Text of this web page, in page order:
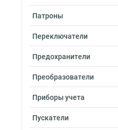
Патроны
Переключатели
Предохранители
Преобразователи
Приборы учета
Пускатели